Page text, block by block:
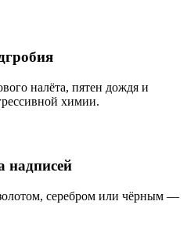
налёта, пятен дождя и
химии.
надписей
серебром или чёрным —